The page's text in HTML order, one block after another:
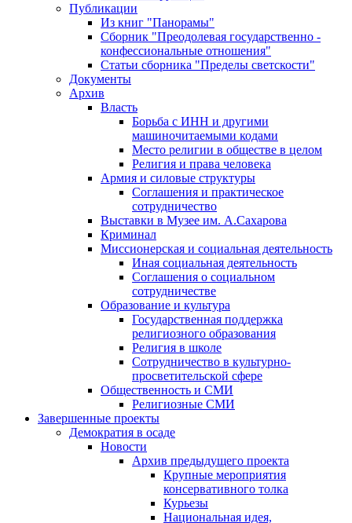
Публикации
Из книг "Панорамы"
Сборник "Преодолевая государственно -
конфессиональные отношения"
Статьи сборника "Пределы светскости"
Документы
Архив
Власть
Борьба с ИНН и другими
машиночитаемыми кодами
Место религии в обществе в целом
Религия и права человека
Армия и силовые структуры
Соглашения и практическое
сотрудничество
Выставки в Музее им. А.Сахарова
Криминал
Миссионерская и социальная деятельность
Иная социальная деятельность
Соглашения о социальном
сотрудничестве
Образование и культура
Государственная поддержка
религиозного образования
Религия в школе
Сотрудничество в культурно-
просветительской сфере
Общественность и СМИ
Религиозные СМИ
Завершенные проекты
Демократия в осаде
Новости
Архив предыдущего проекта
Крупные мероприятия
консервативного толка
Курьезы
Национальная идея,